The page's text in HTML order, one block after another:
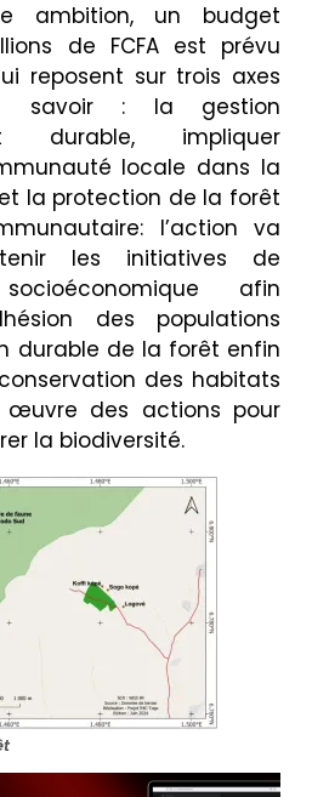
ambition, un budget
de FCFA est prévu
reposent sur trois axes
savoir : la gestion
durable, impliquer
locale dans la
la protection de la forêt
l’action va
les initiatives de
afin
des populations
durable de la forêt enfin
des habitats
des actions pour
la biodiversité.